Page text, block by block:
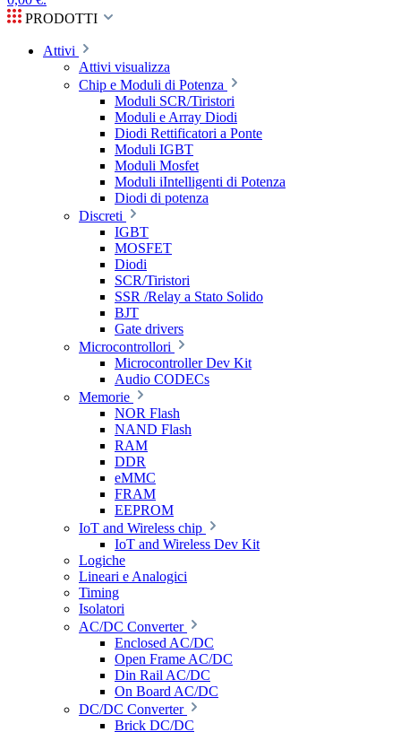
PRODOTTI
Attivi
Attivi visualizza
Chip e Moduli di Potenza
Moduli SCR/Tiristori
Moduli e Array Diodi
Diodi Rettificatori a Ponte
Moduli IGBT
Moduli Mosfet
Moduli iIntelligenti di Potenza
Diodi di potenza
Discreti
IGBT
MOSFET
Diodi
SCR/Tiristori
SSR /Relay a Stato Solido
BJT
Gate drivers
Microcontrollori
Microcontroller Dev Kit
Audio CODECs
Memorie
NOR Flash
NAND Flash
RAM
DDR
eMMC
FRAM
EEPROM
IoT and Wireless chip
IoT and Wireless Dev Kit
Logiche
Lineari e Analogici
Timing
Isolatori
AC/DC Converter
Enclosed AC/DC
Open Frame AC/DC
Din Rail AC/DC
On Board AC/DC
DC/DC Converter
Brick DC/DC